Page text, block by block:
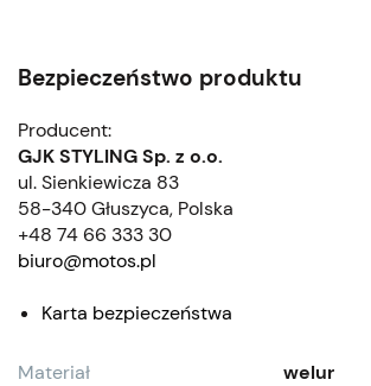
Bezpieczeństwo produktu
Producent:
GJK STYLING Sp. z o.o.
ul. Sienkiewicza 83
58-340 Głuszyca, Polska
+48 74 66 333 30
biuro@motos.pl
Karta bezpieczeństwa
Materiał
welur